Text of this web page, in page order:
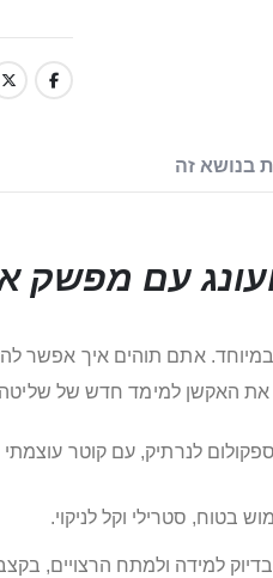
בנושא זה
עם מפשק
במיוחד. אתם תוהים איך
האקשן למימד חדש של
קוטר עוצמתי של 7 ס”מ, עשוי נירוסטה
בטוח, סטרילי וקל לניקוי.
למידה ולמתח הרצויים,